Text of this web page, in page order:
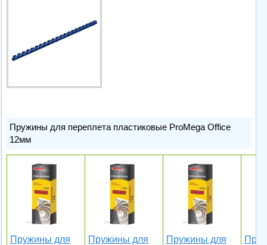
Пружины для переплета пластиковые ProMega Office
12мм
Пружины для
Пружины для
Пружины для